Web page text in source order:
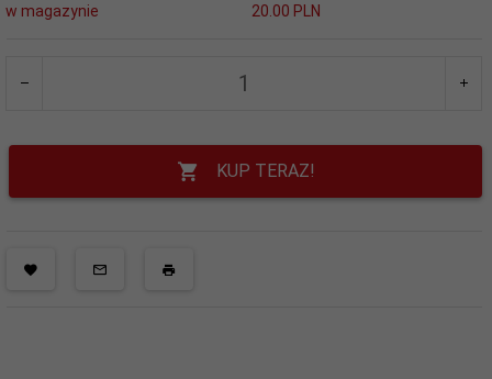
w magazynie
20.00 PLN
KUP TERAZ!